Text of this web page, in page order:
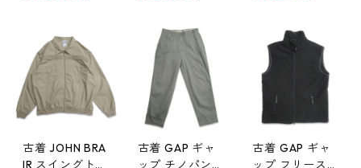
900n w41106
古着 JOHN BRA
古着 GAP ギャ
古着 GAP ギャ